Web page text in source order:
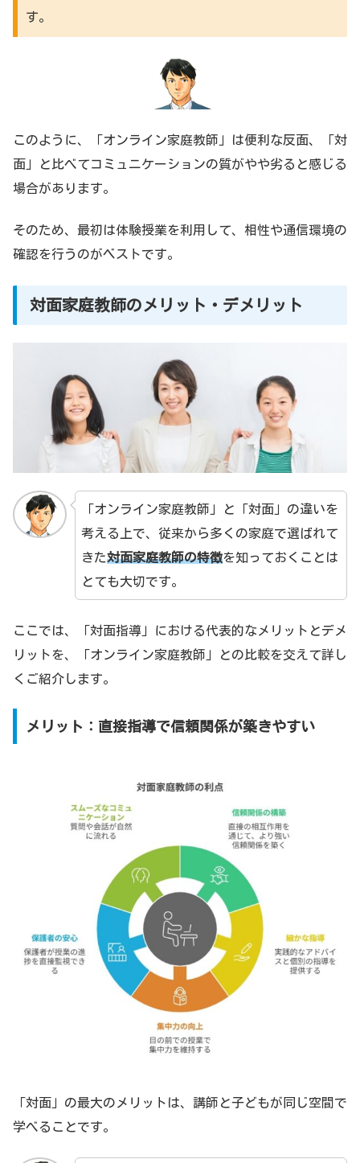
す。
このように、「オンライン家庭教師」は便利な反面、「対
面」と比べてコミュニケーションの質がやや劣ると感じる
場合があります。
そのため、最初は体験授業を利用して、相性や通信環境の
確認を行うのがベストです。
対面家庭教師のメリット・デメリット
「オンライン家庭教師」と「対面」の違いを
考える上で、従来から多くの家庭で選ばれて
きた対面家庭教師の特徴を知っておくことは
とても大切です。
ここでは、「対面指導」における代表的なメリットとデメ
リットを、「オンライン家庭教師」との比較を交えて詳し
くご紹介します。
メリット：直接指導で信頼関係が築きやすい
「対面」の最大のメリットは、講師と子どもが同じ空間で
学べることです。